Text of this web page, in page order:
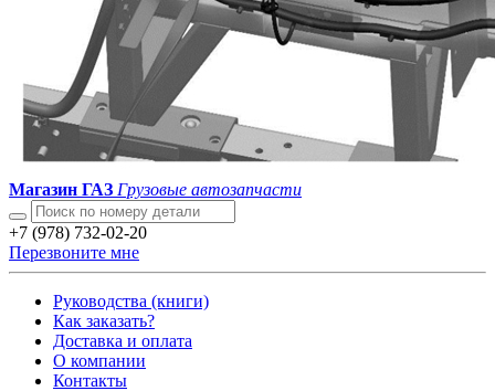
Магазин ГАЗ Грузовые автозапчасти
+7 (978) 732-02-20
Перезвоните мне
Руководства (книги)
Как заказать?
Доставка и оплата
О компании
Контакты